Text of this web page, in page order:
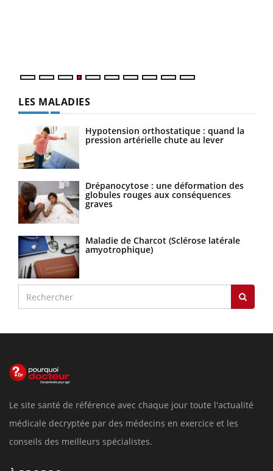
LES MALADIES
Hypotension orthostatique : quand la
pression artérielle chute au lever
Drépanocytose : une déformation des
globules rouges aux conséquences
graves
Maladie de Charcot (Sclérose latérale
amyotrophique)
Le site santé de référence avec chaque jour toute l'actualité
médicale decryptée par des médecins en exercice et les
conseils des meilleurs spécialistes.